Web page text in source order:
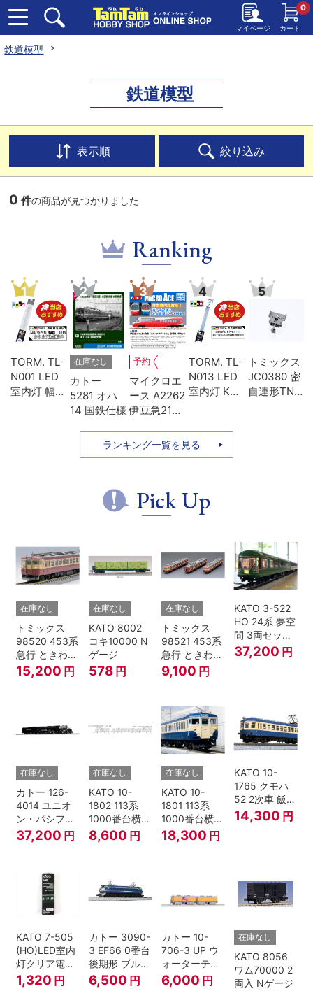
マイページ カート
0
鉄道模型
鉄道模型
表示順 絞り込み
0 件の商品が見つかりました
Ranking
1
TORM. TL-
N001 LED
室内灯 幅狭
2
在庫なし
カトー
5281 オハ
14 国鉄仕様
3
予約
マイクロエ
ース A2262
伊豆急2100
ルファ・リ
ゾート21 登
4
TORM. TL-
N013 LED
室内灯 Kタ
型
5
トミックス
JC0380 密
自連形TNカ
ランキング一覧を見る
Pick Up
在庫なし
トミックス
98520 453系
急行 ときわ
基本4両セッ
ト Nゲージ
15,200 円
在庫なし
KATO 8002
コキ10000 N
ゲージ
578 円
在庫なし
トミックス
98521 453系
急行 ときわ
増結3両セッ
ト Nゲージ
9,100 円
KATO 3-522
HO 24系 夢空
間 3両セット
HOゲージ
37,200 円
在庫なし
カトー 126-
4014 ユニオ
ン・パシフィ
ック鉄道 ビッ
グボーイ＃
37,200 円
在庫なし
KATO 10-
1802 113系
1000番台横須
賀・総武快速
線 増結4両セ
8,600 円
在庫なし
KATO 10-
1801 113系
1000番台横須
賀・総武快速
線 基本7両セ
18,300 円
KATO 10-
1765 クモハ
52 2次車 飯田
線 4両セット
Nゲージ
14,300 円
KATO 7-505
(HO)LED室内
灯クリア電球
色
1,320 円
カトー 3090-
3 EF66 0番台
後期形 ブルー
トレイン牽引
6,500 円
カトー 10-
706-3 UP ウ
ォーターテン
ダー 2両入
6,000 円
在庫なし
KATO 8056
ワム70000 2
両入 Nゲージ